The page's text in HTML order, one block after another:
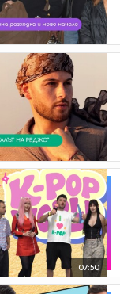
07:50